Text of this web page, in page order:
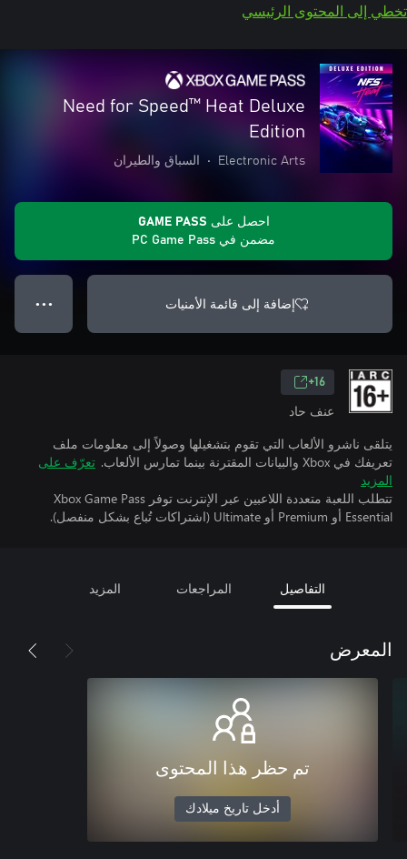
تخطي إلى المحتوى الرئيسي
Need for Speed™ Heat Deluxe
Edition
Electronic Arts
• السباق والطيران
احصل على GAME PASS
مضمن في PC Game Pass
إضافة إلى قائمة الأمنيات ● ● ●
16+
عنف حاد
يتلقى ناشرو الألعاب التي تقوم بتشغيلها وصولاً إلى معلومات ملف
تعريفك في Xbox والبيانات المقترنة بينما تمارس الألعاب.
تعرّف على
المزيد
تتطلب اللعبة متعددة اللاعبين عبر الإنترنت توفر Xbox Game Pass
Essential أو Premium أو Ultimate (اشتراكات تُباع بشكل منفصل).
التفاصيل المراجعات المزيد
المعرض
تم حظر هذا المحتوى
أدخل تاريخ ميلادك